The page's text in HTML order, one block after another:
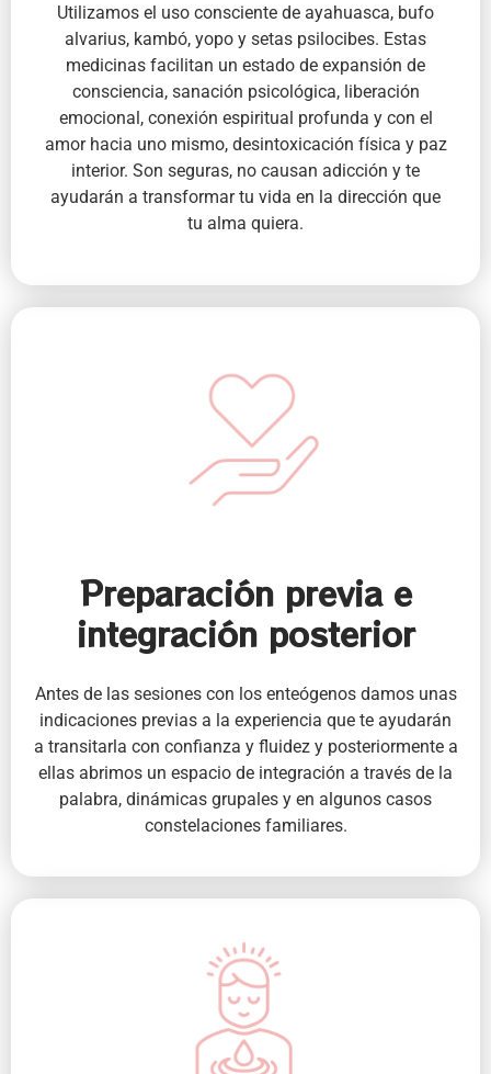
Utilizamos el uso consciente de ayahuasca, bufo
alvarius, kambó, yopo y setas psilocibes. Estas
medicinas facilitan un estado de expansión de
consciencia, sanación psicológica, liberación
emocional, conexión espiritual profunda y con el
amor hacia uno mismo, desintoxicación física y paz
interior. Son seguras, no causan adicción y te
ayudarán a transformar tu vida en la dirección que
tu alma quiera.
Preparación previa e
integración posterior
Antes de las sesiones con los enteógenos damos unas
indicaciones previas a la experiencia que te ayudarán
a transitarla con confianza y fluidez y posteriormente a
ellas abrimos un espacio de integración a través de la
palabra, dinámicas grupales y en algunos casos
constelaciones familiares.